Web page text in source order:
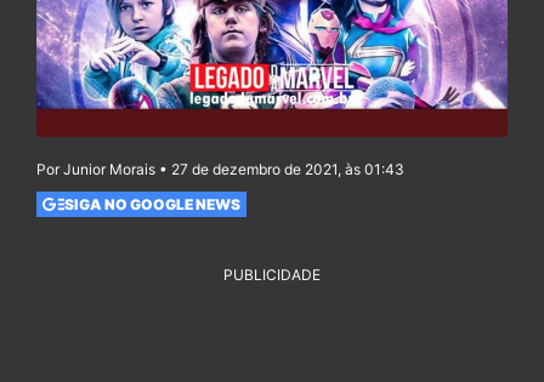
Por Junior Morais • 27 de dezembro de 2021, às 01:43
SIGA NO GOOGLE NEWS
PUBLICIDADE